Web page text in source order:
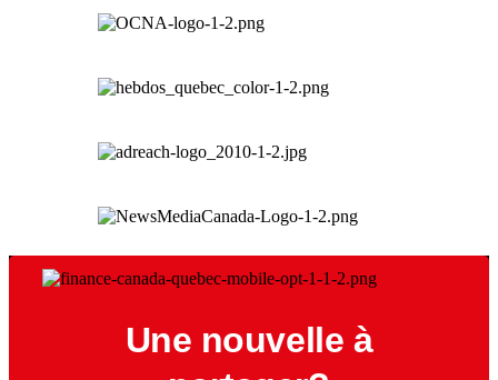
Une nouvelle à